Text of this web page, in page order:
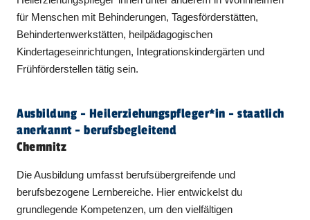
für Menschen mit Behinderungen, Tagesförderstätten,
Behindertenwerkstätten, heilpädagogischen
Kindertageseinrichtungen, Integrationskindergärten und
Frühförderstellen tätig sein.
Ausbildung - Heil­er­ziehungspfleger​*in - staatlich
anerkannt - berufsbegleitend
Chemnitz
Die Ausbildung umfasst berufsübergreifende und
berufsbezogene Lernbereiche. Hier entwickelst du
grundlegende Kompetenzen, um den vielfältigen